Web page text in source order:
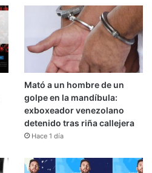
Mató a un hombre de un
golpe en la mandíbula:
exboxeador venezolano
detenido tras riña callejera
Hace 1 día